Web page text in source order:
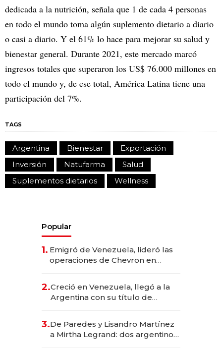
dedicada a la nutrición, señala que 1 de cada 4 personas
en todo el mundo toma algún suplemento dietario a diario
o casi a diario. Y el 61% lo hace para mejorar su salud y
bienestar general. Durante 2021, este mercado marcó
ingresos totales que superaron los US$ 76.000 millones en
todo el mundo y, de ese total, América Latina tiene una
participación del 7%.
TAGS
Argentina Bienestar
Exportación
Inversión
Natufarma
Salud
Suplementos dietarios
Wellness
Popular
1. Emigró de Venezuela, lideró las
operaciones de Chevron en
2.Creció en Venezuela, llegó a la
Argentina con su título de
las marcas "fast premium"
3.De Paredes y Lisandro Martínez
a Mirtha Legrand: dos argentinos